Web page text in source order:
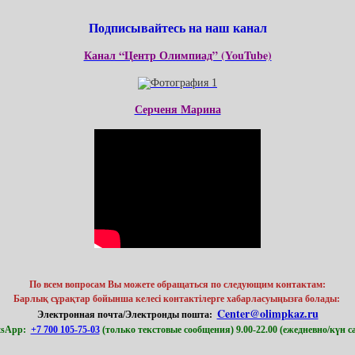
Подписывайтесь на наш канал
Канал “Центр Олимпиад” (YouTube)
Серченя Марина
По всем вопросам Вы можете обращаться по следующим контактам:
Барлық сұрақтар бойынша келесі контактілерге хабарласуыңызға болады: ​
Электронная почта/Электронды пошта: Center@olimpkaz.ru
+7 700 105-75-03(только текстовые сообщения) 9.00-22.00 (ежедневно/күн